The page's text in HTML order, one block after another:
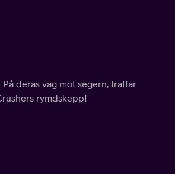
deras väg mot segern, träffar
rymdskepp!